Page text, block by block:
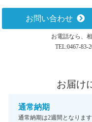
お問い合わせ
お電話なら、
TEL:0467-83-
お届け
通常納期
通常納期は2週間となりま